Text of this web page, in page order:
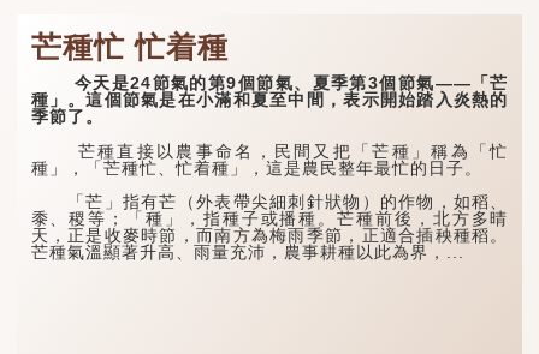
芒種忙 忙着種
今天是24節氣的第9個節氣、夏季第3個節氣——「芒
種」。這個節氣是在小滿和夏至中間，表示開始踏入炎熱的
季節了。
芒種直接以農事命名，民間又把「芒種」稱為「忙
種」，「芒種忙、忙着種」，這是農民整年最忙的日子。
「芒」指有芒（外表帶尖細刺針狀物）的作物，如稻、
黍、稷等；「種」，指種子或播種。芒種前後，北方多晴
天，正是收麥時節，而南方為梅雨季節，正適合插秧種稻。
芒種氣溫顯著升高、雨量充沛，農事耕種以此為界，...